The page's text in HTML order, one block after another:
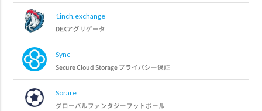
1inch.exchange
DEXアグリゲータ
Sync
Secure Cloud Storage プライバシー保証
Sorare
グローバルファンタジーフットボール